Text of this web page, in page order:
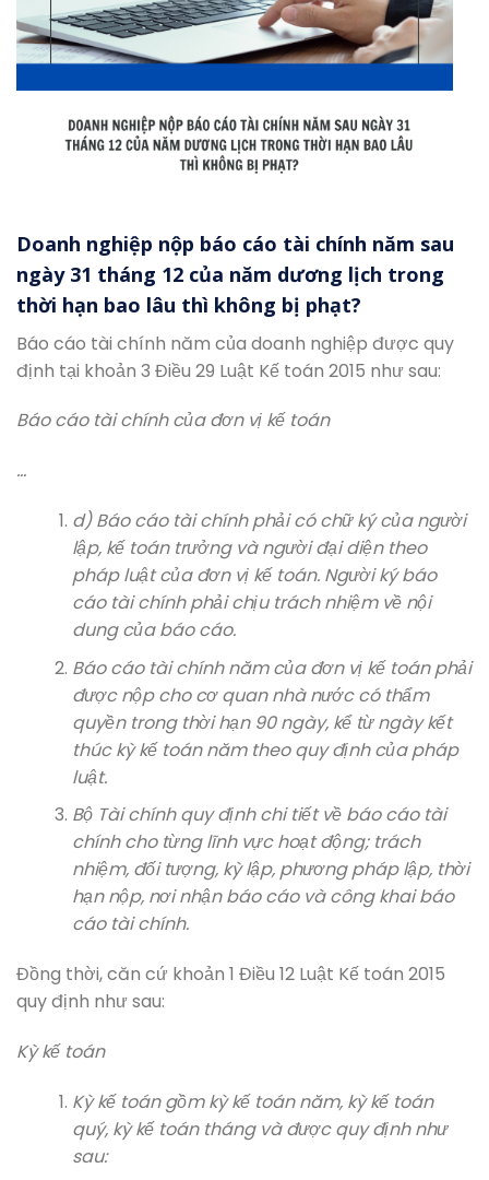
Doanh nghiệp nộp báo cáo tài chính năm sau
ngày 31 tháng 12 của năm dương lịch trong
thời hạn bao lâu thì không bị phạt?
Báo cáo tài chính năm của doanh nghiệp được quy
định tại khoản 3 Điều 29 Luật Kế toán 2015 như sau:
Báo cáo tài chính của đơn vị kế toán
…
d) Báo cáo tài chính phải có chữ ký của người
lập, kế toán trưởng và người đại diện theo
pháp luật của đơn vị kế toán. Người ký báo
cáo tài chính phải chịu trách nhiệm về nội
dung của báo cáo.
Báo cáo tài chính năm của đơn vị kế toán phải
được nộp cho cơ quan nhà nước có thẩm
quyền trong thời hạn 90 ngày, kể từ ngày kết
thúc kỳ kế toán năm theo quy định của pháp
luật.
Bộ Tài chính quy định chi tiết về báo cáo tài
chính cho từng lĩnh vực hoạt động; trách
nhiệm, đối tượng, kỳ lập, phương pháp lập, thời
hạn nộp, nơi nhận báo cáo và công khai báo
cáo tài chính.
Đồng thời, căn cứ khoản 1 Điều 12 Luật Kế toán 2015
quy định như sau:
Kỳ kế toán
Kỳ kế toán gồm kỳ kế toán năm, kỳ kế toán
quý, kỳ kế toán tháng và được quy định như
sau: